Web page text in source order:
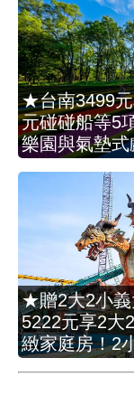
★台南3499元
元碰碰船等5
樂園與氣墊
★贈2大2小義
5222元享2大
緻家庭房！2